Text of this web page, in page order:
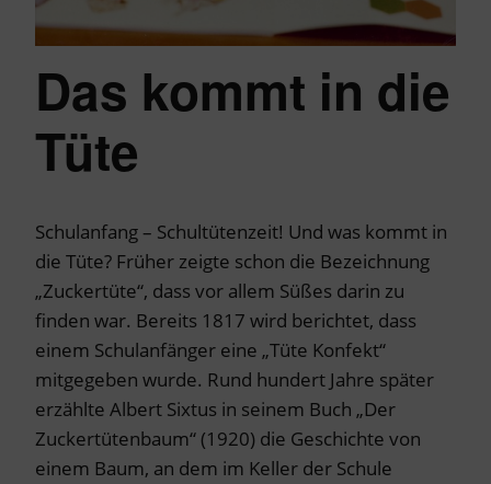
Das kommt in die
Tüte
Schulanfang – Schultütenzeit! Und was kommt in
die Tüte? Früher zeigte schon die Bezeichnung
„Zuckertüte“, dass vor allem Süßes darin zu
finden war. Bereits 1817 wird berichtet, dass
einem Schulanfänger eine „Tüte Konfekt“
mitgegeben wurde. Rund hundert Jahre später
erzählte Albert Sixtus in seinem Buch „Der
Zuckertütenbaum“ (1920) die Geschichte von
einem Baum, an dem im Keller der Schule